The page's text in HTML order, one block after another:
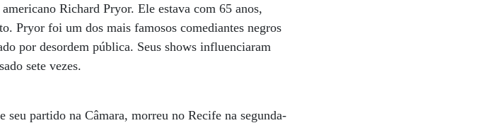
Richard Pryor. Ele estava com 65 anos,
Pryor foi um dos mais famosos comediantes negros
por desordem pública. Seus shows influenciaram
sete vezes.
partido na Câmara, morreu no Recife na segunda-